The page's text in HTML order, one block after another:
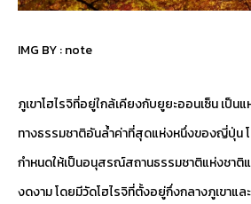
IMG BY :note
ภูเขาโฮไรจิที่อยู่ใกล้เคียงกับยูยะออนเซ็น เป็น
ทางธรรมชาติอันล้ำค่าที่สุดแห่งหนึ่งของญี่ปุ่น
กำหนดให้เป็นอนุสรณ์สถานธรรมชาติแห่งชาติ
งดงาม โดยมีวัดโฮไรจิที่ตั้งอยู่กึ่งกลางภูเขาแล